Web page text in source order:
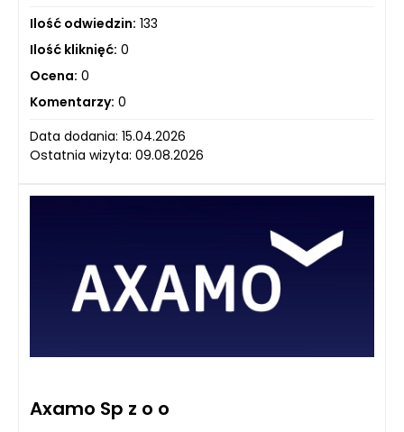
Ilość odwiedzin: 133
Ilość kliknięć: 0
Ocena: 0
Komentarzy: 0
Data dodania: 15.04.2026
Ostatnia wizyta: 09.08.2026
Axamo Sp z o o